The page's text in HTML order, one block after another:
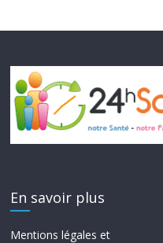
En savoir plus
Mentions légales et